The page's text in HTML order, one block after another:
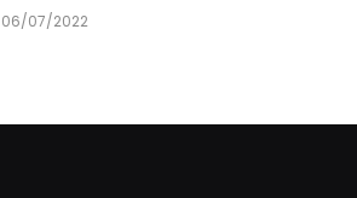
06/07/2022